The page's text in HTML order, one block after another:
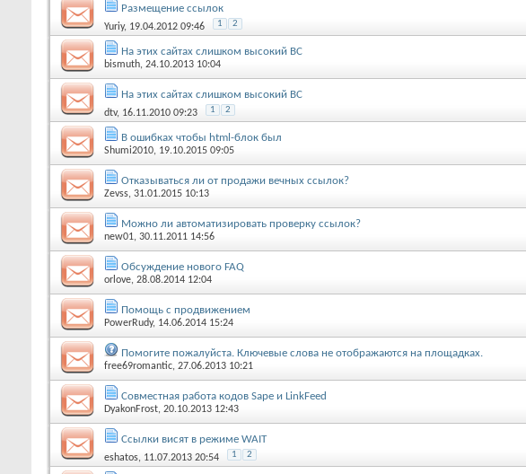
Размещение ссылок
Yuriy, 19.04.2012 09:46 1 2
На этих сайтах слишком высокий ВС
bismuth, 24.10.2013 10:04
На этих сайтах слишком высокий ВС
dtv, 16.11.2010 09:23 1 2
В ошибках чтобы html-блок был
Shumi2010, 19.10.2015 09:05
Отказываться ли от продажи вечных ссылок?
Zevss, 31.01.2015 10:13
Можно ли автоматизировать проверку ссылок?
new01, 30.11.2011 14:56
Обсуждение нового FAQ
orlove, 28.08.2014 12:04
Помощь с продвижением
PowerRudy, 14.06.2014 15:24
Помогите пожалуйста. Ключевые слова не отображаются на площадках.
free69romantic, 27.06.2013 10:21
Совместная работа кодов Sape и LinkFeed
DyakonFrost, 20.10.2013 12:43
Ссылки висят в режиме WAIT
eshatos, 11.07.2013 20:54 1 2